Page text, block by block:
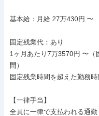
基本給：月給 27万430円 〜
固定残業代：あり
1ヶ月あたり7万3570円 〜（
間）
固定残業時間を超えた勤務
【一律手当】
全員に一律で支払われる通